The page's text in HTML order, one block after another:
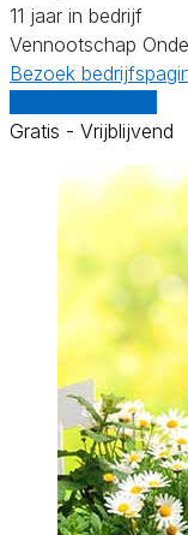
11 jaar in bedrijf
Vennootschap
Bezoek
Gratis - Vrijblijvend